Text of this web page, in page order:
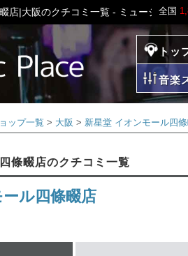
全国
店|大阪のクチコミ一覧 - ミュージック
ミュージックプレイ
トッ
音楽
ップ一覧 大阪 新星堂 イオンモール四
條畷店のクチコミ一覧
ル四條畷店